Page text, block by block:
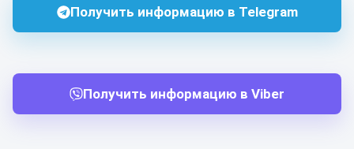
Получить информацию в Telegram
Получить информацию в Viber